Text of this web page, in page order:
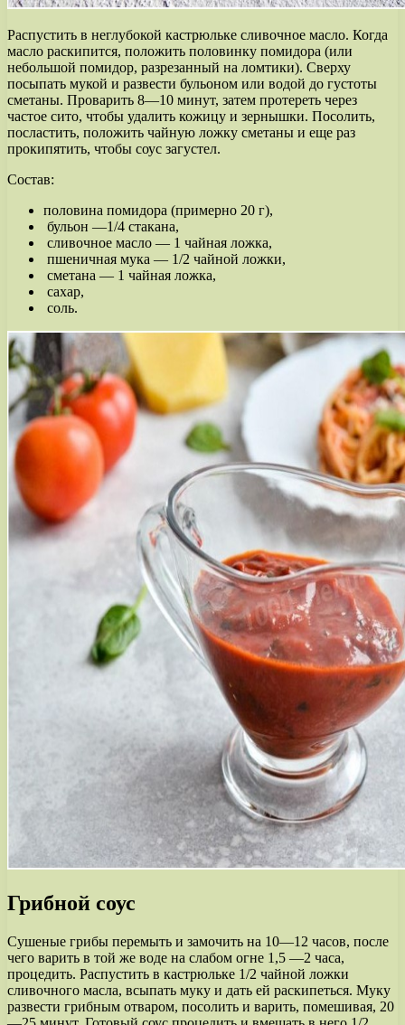
Распустить в неглубокой кастрюльке сливочное масло. Когда
масло раскипится, положить половинку помидора (или
небольшой помидор, разрезанный на ломтики). Сверху
посыпать мукой и развести бульоном или водой до густоты
сметаны. Проварить 8—10 минут, затем протереть через
частое сито, чтобы удалить кожицу и зернышки. Посолить,
посластить, положить чайную ложку сметаны и еще раз
прокипятить, чтобы соус загустел.
Состав:
половина помидора (примерно 20 г),
бульон —1/4 стакана,
сливочное масло — 1 чайная ложка,
пшеничная мука — 1/2 чайной ложки,
сметана — 1 чайная ложка,
сахар,
соль.
Грибной соус
Сушеные грибы перемыть и замочить на 10—12 часов, после
чего варить в той же воде на слабом огне 1,5 —2 часа,
процедить. Распустить в кастрюльке 1/2 чайной ложки
сливочного масла, всыпать муку и дать ей раскипеться. Муку
развести грибным отваром, посолить и варить, помешивая, 20